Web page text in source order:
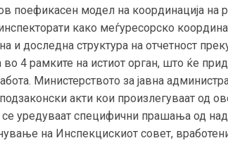
поефикасен модел на координација
како меѓуресорско
и доследна структура на отчетност
4 рамките на истиот орган, што ќе
Министерството за јавна
акти кои произлегуваат од
уредуваат специфични прашања од
на Инспекцискиот совет,